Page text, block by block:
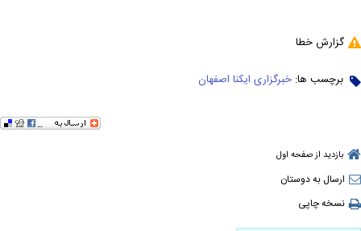
گزارش خطا
برچسب ها: خبرگزاری ایکنا اصفهان
بازدید از صفحه اول
ارسال به دوستان
نسخه چاپی